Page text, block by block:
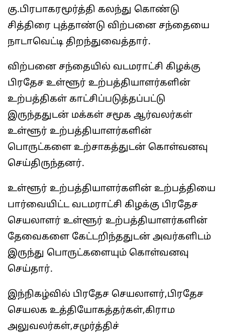
கு.பிரபாகரமூர்த்தி கலந்து கொண்டு
சித்திரை புத்தாண்டு விற்பனை சந்தையை
நாடாவெட்டி திறந்துவைத்தார்.
விற்பனை சந்தையில் வடமராட்சி கிழக்கு
பிரதேச உள்ளூர் உற்பத்தியாளர்களின்
உற்பத்திகள் காட்சிப்படுத்தப்பட்டு
இருந்ததுடன் மக்கள் சமூக ஆர்வலர்கள்
உள்ளூர் உற்பத்தியாளர்களின்
பாெருட்களை உற்சாகத்துடன் கொள்வனவு
செய்திருந்தனர்.
உள்ளூர் உற்பத்தியாளர்களின் உற்பத்தியை
பார்வையிட்ட வடமராட்சி கிழக்கு பிரதேச
செயலாளர் உள்ளூர் உற்பத்தியாளர்களின்
தேவைகளை கேட்டறிந்ததுடன் அவர்களிடம்
இருந்து பொருட்களையும் கொள்வனவு
செய்தார்.
இந்நிகழ்வில் பிரதேச செயலாளர்,பிரதேச
செயலக உத்தியோகத்தர்கள்,கிராம
அலுவலர்கள்,சமுர்த்திச்